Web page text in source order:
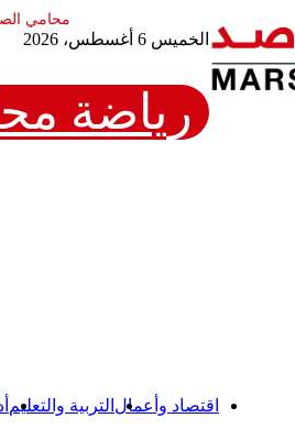
اقتصاد وأعمال التربية والتعليم
الخميس 6 أغسطس، 2026
رياضة